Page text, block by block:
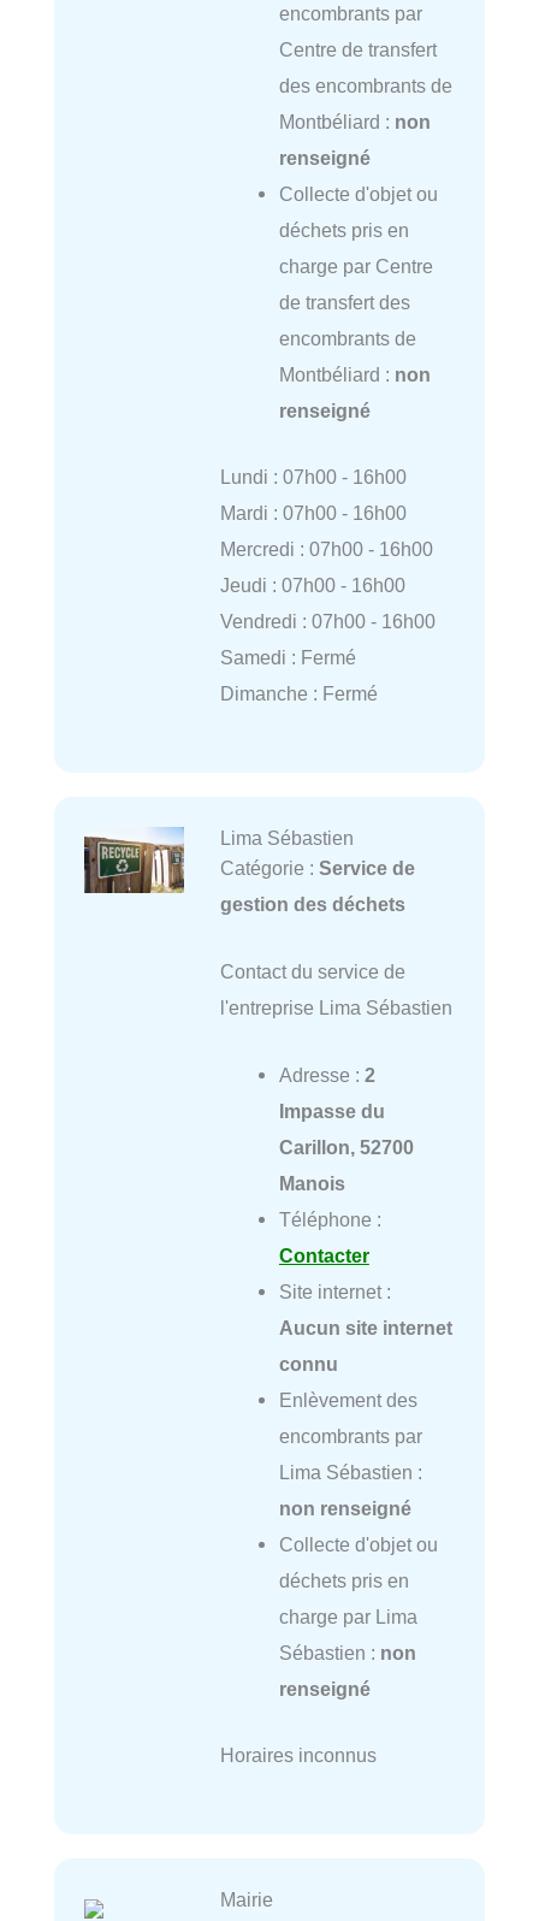
encombrants par
Centre de transfert
des encombrants de
Montbéliard : non
renseigné
Collecte d'objet ou
déchets pris en
charge par Centre
de transfert des
encombrants de
Montbéliard : non
renseigné
Lundi : 07h00 - 16h00
Mardi : 07h00 - 16h00
Mercredi : 07h00 - 16h00
Jeudi : 07h00 - 16h00
Vendredi : 07h00 - 16h00
Samedi : Fermé
Dimanche : Fermé
Lima Sébastien
Catégorie : Service de
gestion des déchets
Contact du service de
l'entreprise Lima Sébastien
Adresse : 2
Impasse du
Carillon, 52700
Manois
Téléphone :
Contacter
Site internet :
Aucun site internet
connu
Enlèvement des
encombrants par
Lima Sébastien :
non renseigné
Collecte d'objet ou
déchets pris en
charge par Lima
Sébastien : non
renseigné
Horaires inconnus
Mairie